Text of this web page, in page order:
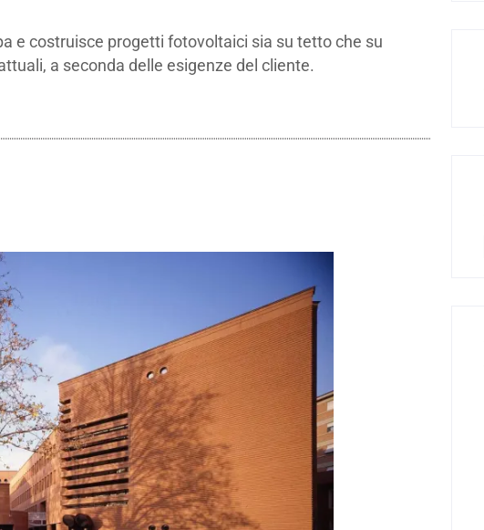
e costruisce progetti fotovoltaici sia su tetto che su
a seconda delle esigenze del cliente.